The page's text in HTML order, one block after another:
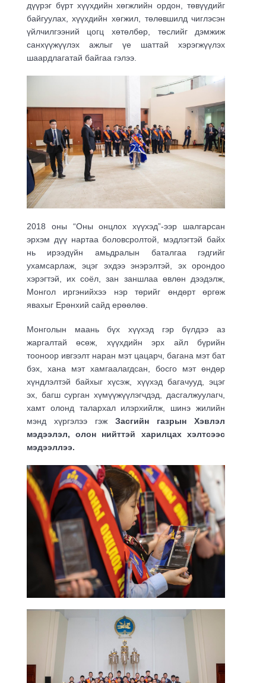
дүүрэг бүрт хүүхдийн хөгжлийн ордон, төвүүдийг
байгуулах, хүүхдийн хөгжил, төлөвшилд чиглэсэн
үйлчилгээний цогц хөтөлбөр, төслийг дэмжиж
санхүүжүүлэх ажлыг үе шаттай хэрэгжүүлэх
шаардлагатай байгаа гэлээ.
2018 оны “Оны онцлох хүүхэд”-ээр шалгарсан
эрхэм дүү нартаа боловсролтой, мэдлэгтэй байх
нь ирээдүйн амьдралын баталгаа гэдгийг
ухамсарлаж, эцэг эхдээ энэрэлтэй, эх орондоо
хэрэгтэй, их соёл, зан заншлаа өвлөн дээдэлж,
Монгол иргэнийхээ нэр төрийг өндөрт өргөж
явахыг Ерөнхий сайд ерөөлөө.
Монголын маань бүх хүүхэд гэр бүлдээ аз
жаргалтай өсөж, хүүхдийн эрх айл бүрийн
тооноор ивгээлт наран мэт цацарч, багана мэт бат
бэх, хана мэт хамгаалагдсан, босго мэт өндөр
хүндлэлтэй байхыг хүсэж, хүүхэд багачууд, эцэг
эх, багш сурган хүмүүжүүлэгчдэд, дасгалжуулагч,
хамт олонд талархал илэрхийлж, шинэ жилийн
мэнд хүргэлээ гэжЗасгийн газрын Хэвлэл
мэдээлэл, олон нийттэй харилцах хэлтсээс
мэдээллээ.